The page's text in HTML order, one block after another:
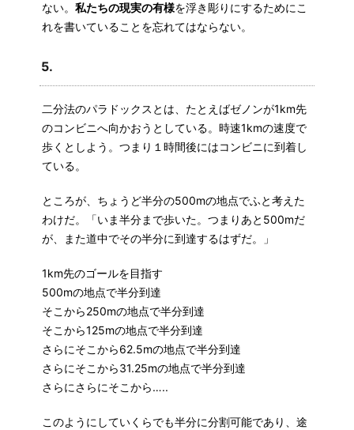
ない。私たちの現実の有様を浮き彫りにするためにこ
れを書いていることを忘れてはならない。
5.
二分法のパラドックスとは、たとえばゼノンが1km先
のコンビニへ向かおうとしている。時速1kmの速度で
歩くとしよう。つまり１時間後にはコンビニに到着し
ている。
ところが、ちょうど半分の500mの地点でふと考えた
わけだ。「いま半分まで歩いた。つまりあと500mだ
が、また道中でその半分に到達するはずだ。」
1km先のゴールを目指す
500mの地点で半分到達
そこから250mの地点で半分到達
そこから125mの地点で半分到達
さらにそこから62.5mの地点で半分到達
さらにそこから31.25mの地点で半分到達
さらにさらにそこから…..
このようにしていくらでも半分に分割可能であり、途